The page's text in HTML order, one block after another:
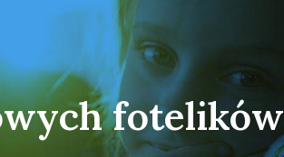
fotelików